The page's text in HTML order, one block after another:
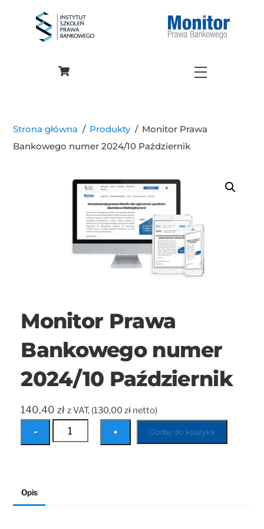
Menu
Strona główna / Produkty / Monitor Prawa
Bankowego numer 2024/10 Październik
Monitor Prawa
Bankowego numer
2024/10 Październik
140,40zł z VAT, (130,00zł netto)
−
ilość
Monitor
+ Dodaj do koszyka
Opis